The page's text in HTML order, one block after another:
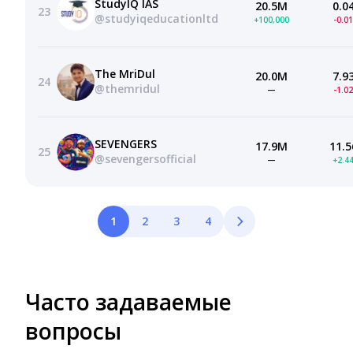
23
StudyIQ IAS
@studyiqeducationltd
20.5M
+100,000 -
24
The MriDul
@themridul
20.0M
— -
25
SEVENGERS
@sevengersofficial
17.9M
—
1 2 3 4
Часто задаваемые
вопросы